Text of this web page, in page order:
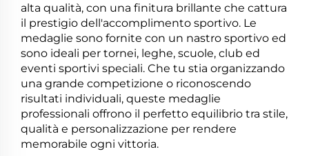
alta qualità, con una finitura brillante che cattura
il prestigio dell'accomplimento sportivo. Le
medaglie sono fornite con un nastro sportivo ed
sono ideali per tornei, leghe, scuole, club ed
eventi sportivi speciali. Che tu stia organizzando
una grande competizione o riconoscendo
risultati individuali, queste medaglie
professionali offrono il perfetto equilibrio tra stile,
qualità e personalizzazione per rendere
memorabile ogni vittoria.